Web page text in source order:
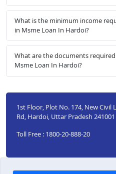
What is the minimum income
in Msme Loan In Hardoi?
What are the documents
Msme Loan In Hardoi?
1st Floor, Plot No. 174, New Civil
Rd, Hardoi, Uttar Pradesh 241001
Toll Free : 1800-20-888-20